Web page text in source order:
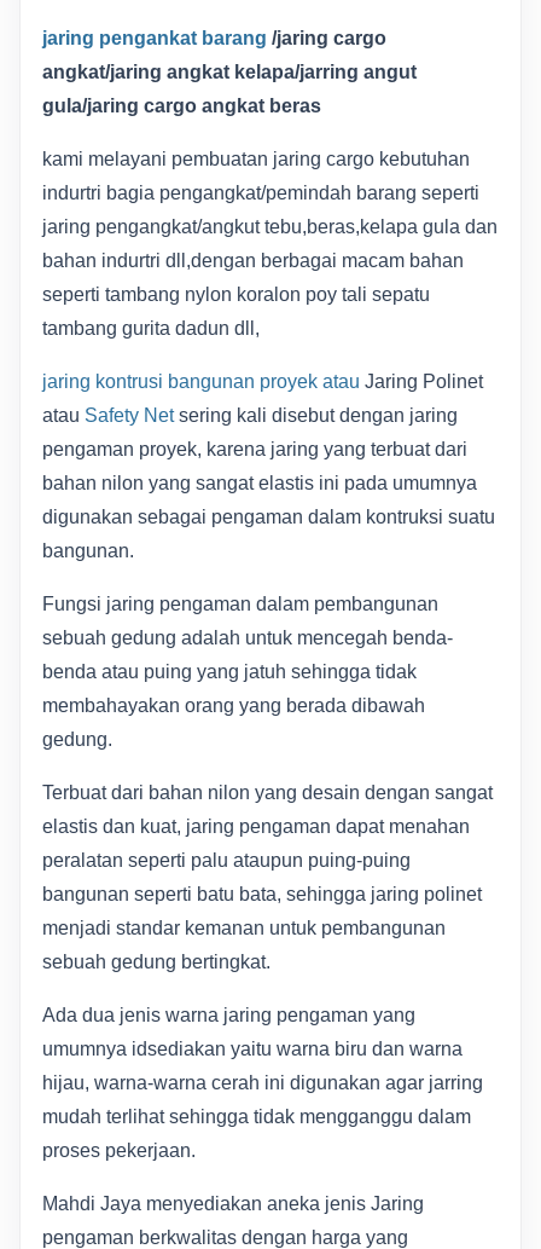
jaring pengankat barang /jaring cargo
angkat/jaring angkat kelapa/jarring angut
gula/jaring cargo angkat beras
kami melayani pembuatan jaring cargo kebutuhan
indurtri bagia pengangkat/pemindah barang seperti
jaring pengangkat/angkut tebu,beras,kelapa gula dan
bahan indurtri dll,dengan berbagai macam bahan
seperti tambang nylon koralon poy tali sepatu
tambang gurita dadun dll,
jaring kontrusi bangunan proyek atau Jaring Polinet
atau Safety Netsering kali disebut dengan jaring
pengaman proyek, karena jaring yang terbuat dari
bahan nilon yang sangat elastis ini pada umumnya
digunakan sebagai pengaman dalam kontruksi suatu
bangunan.
Fungsi jaring pengaman dalam pembangunan
sebuah gedung adalah untuk mencegah benda-
benda atau puing yang jatuh sehingga tidak
membahayakan orang yang berada dibawah
gedung.
Terbuat dari bahan nilon yang desain dengan sangat
elastis dan kuat, jaring pengaman dapat menahan
peralatan seperti palu ataupun puing-puing
bangunan seperti batu bata, sehingga jaring polinet
menjadi standar kemanan untuk pembangunan
sebuah gedung bertingkat.
Ada dua jenis warna jaring pengaman yang
umumnya idsediakan yaitu warna biru dan warna
hijau, warna-warna cerah ini digunakan agar jarring
mudah terlihat sehingga tidak mengganggu dalam
proses pekerjaan.
Mahdi Jaya menyediakan aneka jenis Jaring
pengaman berkwalitas dengan harga yang